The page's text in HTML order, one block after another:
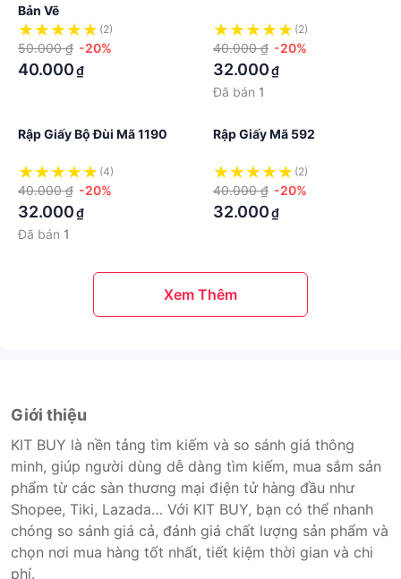
Bản Vẽ
(2)
50.000 ₫ -20%
40.000₫
(2)
40.000 ₫ -20%
32.000₫
Đã bán 1
Rập Giấy Bộ Đùi Mã 1190
(4)
40.000 ₫ -20%
32.000₫
Đã bán 1
Rập Giấy Mã 592
(2)
40.000 ₫ -20%
32.000₫
Xem Thêm
Giới thiệu
KIT BUY là nền tảng tìm kiếm và so sánh giá thông
minh, giúp người dùng dễ dàng tìm kiếm, mua sắm sản
phẩm từ các sàn thương mại điện tử hàng đầu như
Shopee, Tiki, Lazada… Với KIT BUY, bạn có thể nhanh
chóng so sánh giá cả, đánh giá chất lượng sản phẩm và
chọn nơi mua hàng tốt nhất, tiết kiệm thời gian và chi
phí.